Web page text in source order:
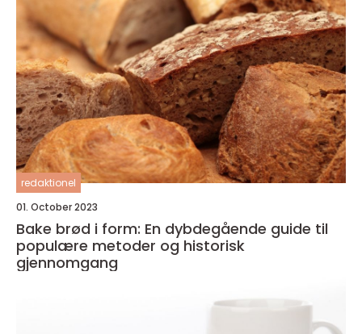
redaktionel
01. October 2023
Bake brød i form: En dybdegående guide til
populære metoder og historisk
gjennomgang